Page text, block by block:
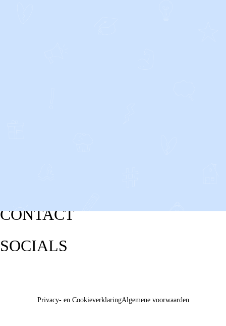
CONTACT
SOCIALS
Privacy- en CookieverklaringAlgemene voorwaarden